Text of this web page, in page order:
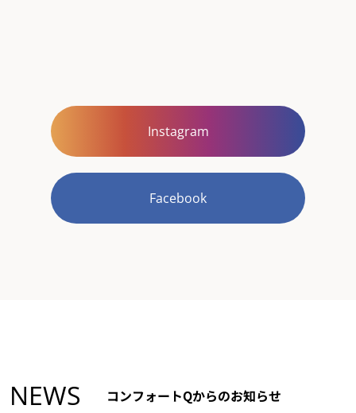
Instagram
Facebook
NEWS コンフォートQからのお知らせ